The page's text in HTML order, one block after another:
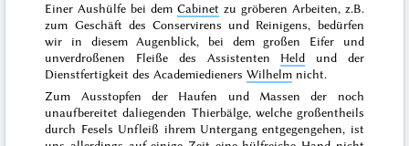
Einer Aushülfe bei dem Cabinet zu gröberen Arbeiten, z.B.
zum Geschäft des Conservirens und Reinigens, bedürfen
wir in diesem Augenblick, bei dem großen Eifer und
unverdroßenen Fleiße des Assistenten Held und der
Dienstfertigkeit des AcademiedienersWilhelm nicht.
Zum Ausstopfen der Haufen und Massen der noch
unaufbereitet daliegenden Thierbälge, welche großentheils
durch Fesels Unfleiß ihrem Untergang entgegengehen, ist